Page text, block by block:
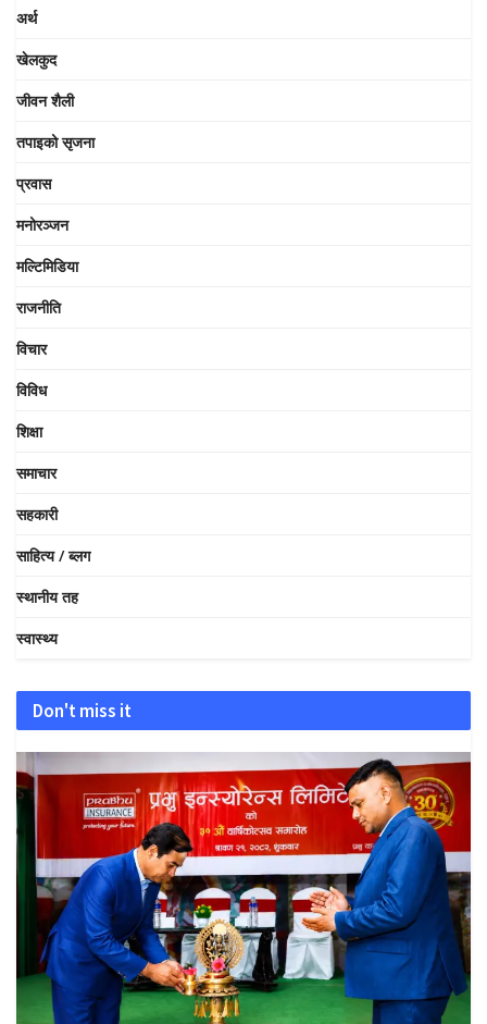
अर्थ
खेलकुद
जीवन शैली
तपाइको सृजना
प्रवास
मनोरञ्जन
मल्टिमिडिया
राजनीति
विचार
विविध
शिक्षा
समाचार
सहकारी
साहित्य / ब्लग
स्थानीय तह
स्वास्थ्य
Don't miss it